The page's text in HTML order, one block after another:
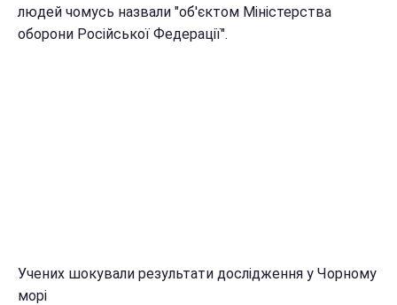
людей чомусь назвали "об'єктом Міністерства
оборони Російської Федерації".
Учених шокували результати дослідження у Чорному
морі